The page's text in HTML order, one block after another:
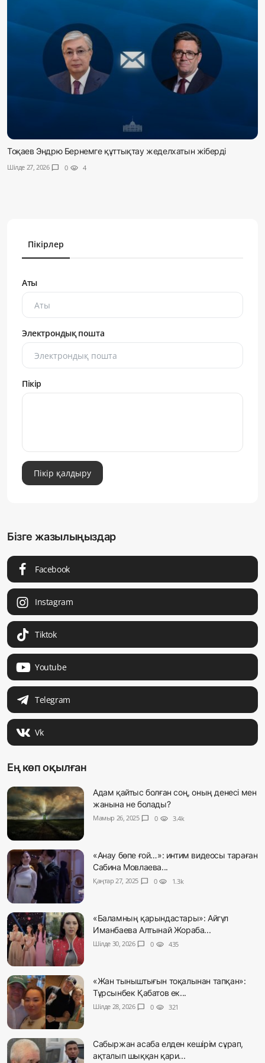
Тоқаев Эндрю Бернемге құттықтау жеделхатын жіберді
Шілде 27, 2026 chat_bubble 0 visibility 4
Пікірлер
Аты
Электрондық пошта
Пікір
Пікір қалдыру
Бізге жазылыңыздар
Facebook
Instagram
Tiktok
Youtube
Telegram
Vk
Ең көп оқылған
Адам қайтыс болған соң, оның денесі мен
жанына не болады?
Мамыр 26, 2025 chat_bubble 0 visibility 3.4k
«Анау бөпе ғой…»: интим видеосы тараған
Сабина Мовлаева...
Қаңтар 27, 2025 chat_bubble 0 visibility 1.3k
«Баламның қарындастары»: Айгүл
Иманбаева Алтынай Жораба...
Шілде 30, 2026 chat_bubble 0 visibility 435
«Жан тыныштығын тоқалынан тапқан»:
Тұрсынбек Қабатов ек...
Шілде 28, 2026 chat_bubble 0 visibility 321
Сабыржан асаба елден кешірім сұрап,
ақталып шыққан қари...